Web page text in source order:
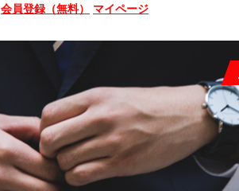
会員登録（無料） マイページ